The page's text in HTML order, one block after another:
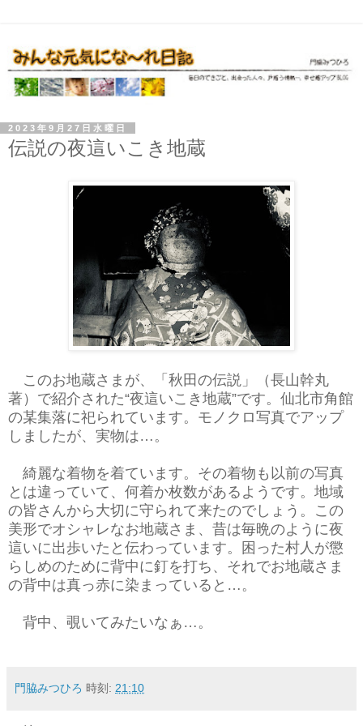
2023年9月27日水曜日
伝説の夜這いこき地蔵
このお地蔵さまが、「秋田の伝説」（長山幹丸
著）で紹介された“夜這いこき地蔵”です。仙北市角館
の某集落に祀られています。モノクロ写真でアップ
しましたが、実物は…。
綺麗な着物を着ています。その着物も以前の写真
とは違っていて、何着か枚数があるようです。地域
の皆さんから大切に守られて来たのでしょう。この
美形でオシャレなお地蔵さま、昔は毎晩のように夜
這いに出歩いたと伝わっています。困った村人が懲
らしめのために背中に釘を打ち、それでお地蔵さま
の背中は真っ赤に染まっていると…。
背中、覗いてみたいなぁ…。
門脇みつひろ 時刻: 21:10